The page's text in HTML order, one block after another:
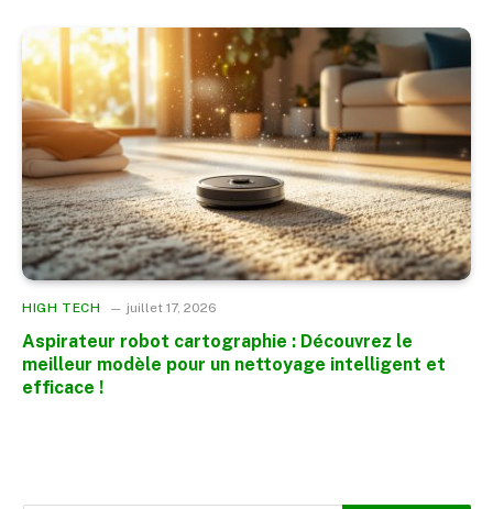
HIGH TECH juillet 17, 2026
Aspirateur robot cartographie : Découvrez le
meilleur modèle pour un nettoyage intelligent et
efficace !